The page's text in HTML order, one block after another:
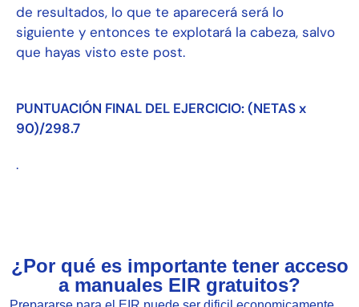
de resultados, lo que te aparecerá será lo
siguiente y entonces te explotará la cabeza, salvo
que hayas visto este post.
PUNTUACIÓN FINAL DEL EJERCICIO: (NETAS x
90)/298.7
.
¿Por qué es importante tener acceso
a manuales EIR gratuitos?